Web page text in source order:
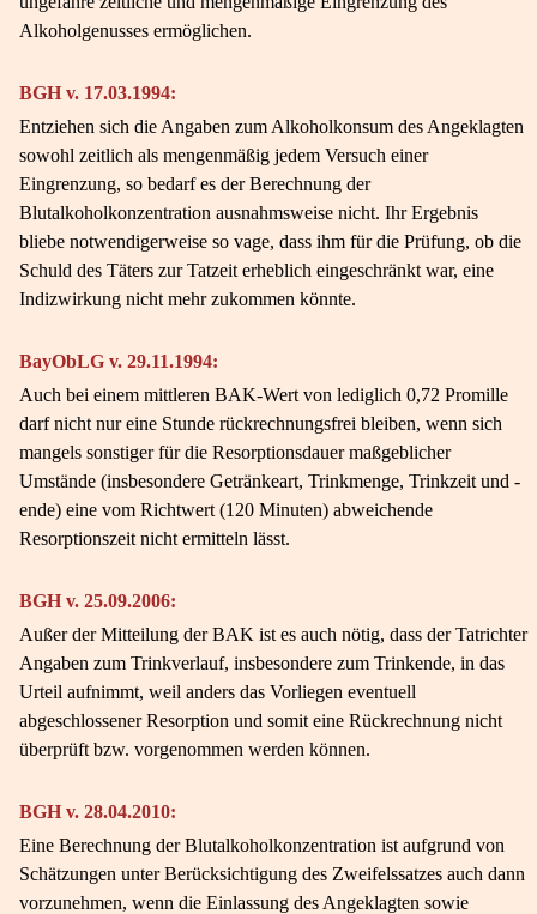
Alkoholgenusses ermöglichen.
BGH v. 17.03.1994:
Entziehen sich die Angaben zum Alkoholkonsum des Angeklagten
sowohl zeitlich als mengenmäßig jedem Versuch einer
Eingrenzung, so bedarf es der Berechnung der
Blutalkoholkonzentration ausnahmsweise nicht. Ihr Ergebnis
bliebe notwendigerweise so vage, dass ihm für die Prüfung, ob die
Schuld des Täters zur Tatzeit erheblich eingeschränkt war, eine
Indizwirkung nicht mehr zukommen könnte.
BayObLG v. 29.11.1994:
Auch bei einem mittleren BAK-Wert von lediglich 0,72 Promille
darf nicht nur eine Stunde rückrechnungsfrei bleiben, wenn sich
mangels sonstiger für die Resorptionsdauer maßgeblicher
Umstände (insbesondere Getränkeart, Trinkmenge, Trinkzeit und -
ende) eine vom Richtwert (120 Minuten) abweichende
Resorptionszeit nicht ermitteln lässt.
BGH v. 25.09.2006:
Außer der Mitteilung der BAK ist es auch nötig, dass der Tatrichter
Angaben zum Trinkverlauf, insbesondere zum Trinkende, in das
Urteil aufnimmt, weil anders das Vorliegen eventuell
abgeschlossener Resorption und somit eine Rückrechnung nicht
überprüft bzw. vorgenommen werden können.
BGH v. 28.04.2010:
Eine Berechnung der Blutalkoholkonzentration ist aufgrund von
Schätzungen unter Berücksichtigung des Zweifelssatzes auch dann
vorzunehmen, wenn die Einlassung des Angeklagten sowie